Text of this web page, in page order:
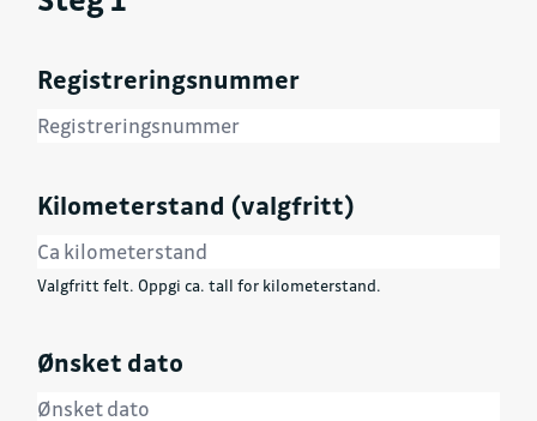
Registreringsnummer
Kilometerstand (valgfritt)
Valgfritt felt. Oppgi ca. tall for kilometerstand.
Ønsket dato